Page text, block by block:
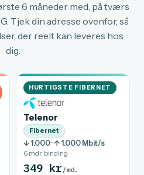
6 måneder med, på tværs
Tjek din adresse ovenfor, så
der reelt kan leveres hos
dig.
HURTIGSTE FIBERNET
Telenor
Fibernet
↓ 1.000 · ↑ 1.000 Mbit/s
6 mdr. binding
349 kr /md.